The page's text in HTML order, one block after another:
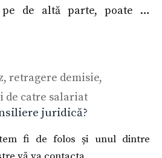
pe de altă parte, poate …
, retragere demisie,
de catre salariat
juridică?
fi de folos și unul dintre